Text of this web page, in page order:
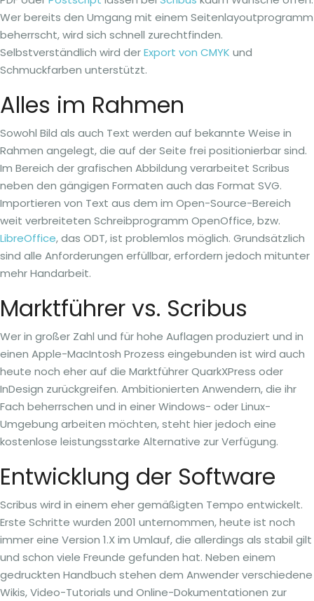
Wer bereits den Umgang mit einem Seitenlayoutprogramm
beherrscht, wird sich schnell zurechtfinden.
Selbstverständlich wird derExport von CMYK und
Schmuckfarben unterstützt.
Alles im Rahmen
Sowohl Bild als auch Text werden auf bekannte Weise in
Rahmen angelegt, die auf der Seite frei positionierbar sind.
Im Bereich der grafischen Abbildung verarbeitet Scribus
neben den gängigen Formaten auch das Format SVG.
Importieren von Text aus dem im Open-Source-Bereich
weit verbreiteten Schreibprogramm OpenOffice, bzw.
LibreOffice, das ODT, ist problemlos möglich. Grundsätzlich
sind alle Anforderungen erfüllbar, erfordern jedoch mitunter
mehr Handarbeit.
Marktführer vs. Scribus
Wer in großer Zahl und für hohe Auflagen produziert und in
einen Apple-MacIntosh Prozess eingebunden ist wird auch
heute noch eher auf die Marktführer QuarkXPress oder
InDesign zurückgreifen. Ambitionierten Anwendern, die ihr
Fach beherrschen und in einer Windows- oder Linux-
Umgebung arbeiten möchten, steht hier jedoch eine
kostenlose leistungsstarke Alternative zur Verfügung.
Entwicklung der Software
Scribus wird in einem eher gemäßigten Tempo entwickelt.
Erste Schritte wurden 2001 unternommen, heute ist noch
immer eine Version 1.X im Umlauf, die allerdings als stabil gilt
und schon viele Freunde gefunden hat. Neben einem
gedruckten Handbuch stehen dem Anwender verschiedene
Wikis, Video-Tutorials und Online-Dokumentationen zur